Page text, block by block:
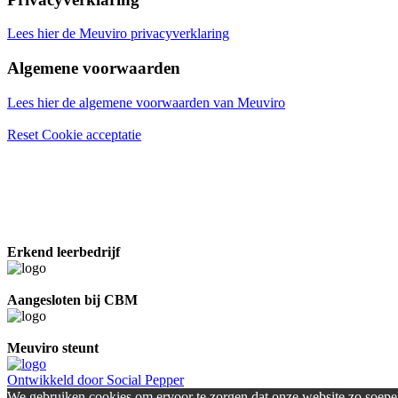
Lees hier de Meuviro privacyverklaring
Algemene voorwaarden
Lees hier de algemene voorwaarden van Meuviro
Reset Cookie acceptatie
Erkend leerbedrijf
Aangesloten bij CBM
Meuviro steunt
Ontwikkeld door Social Pepper